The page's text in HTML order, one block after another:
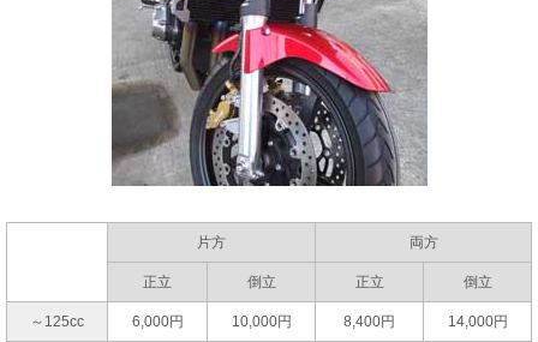
片方 両方
正立 倒立 正立 倒立
～125cc 6,000円 10,000円 8,400円 14,000円